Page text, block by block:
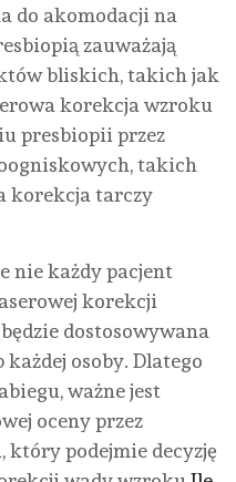
do akomodacji na
zauważają
bliskich, takich jak
korekcja wzroku
presbiopii przez
takich
korekcja tarczy
nie każdy pacjent
korekcji
dostosowywana
osoby. Dlatego
ważne jest
oceny przez
który podejmie decyzję